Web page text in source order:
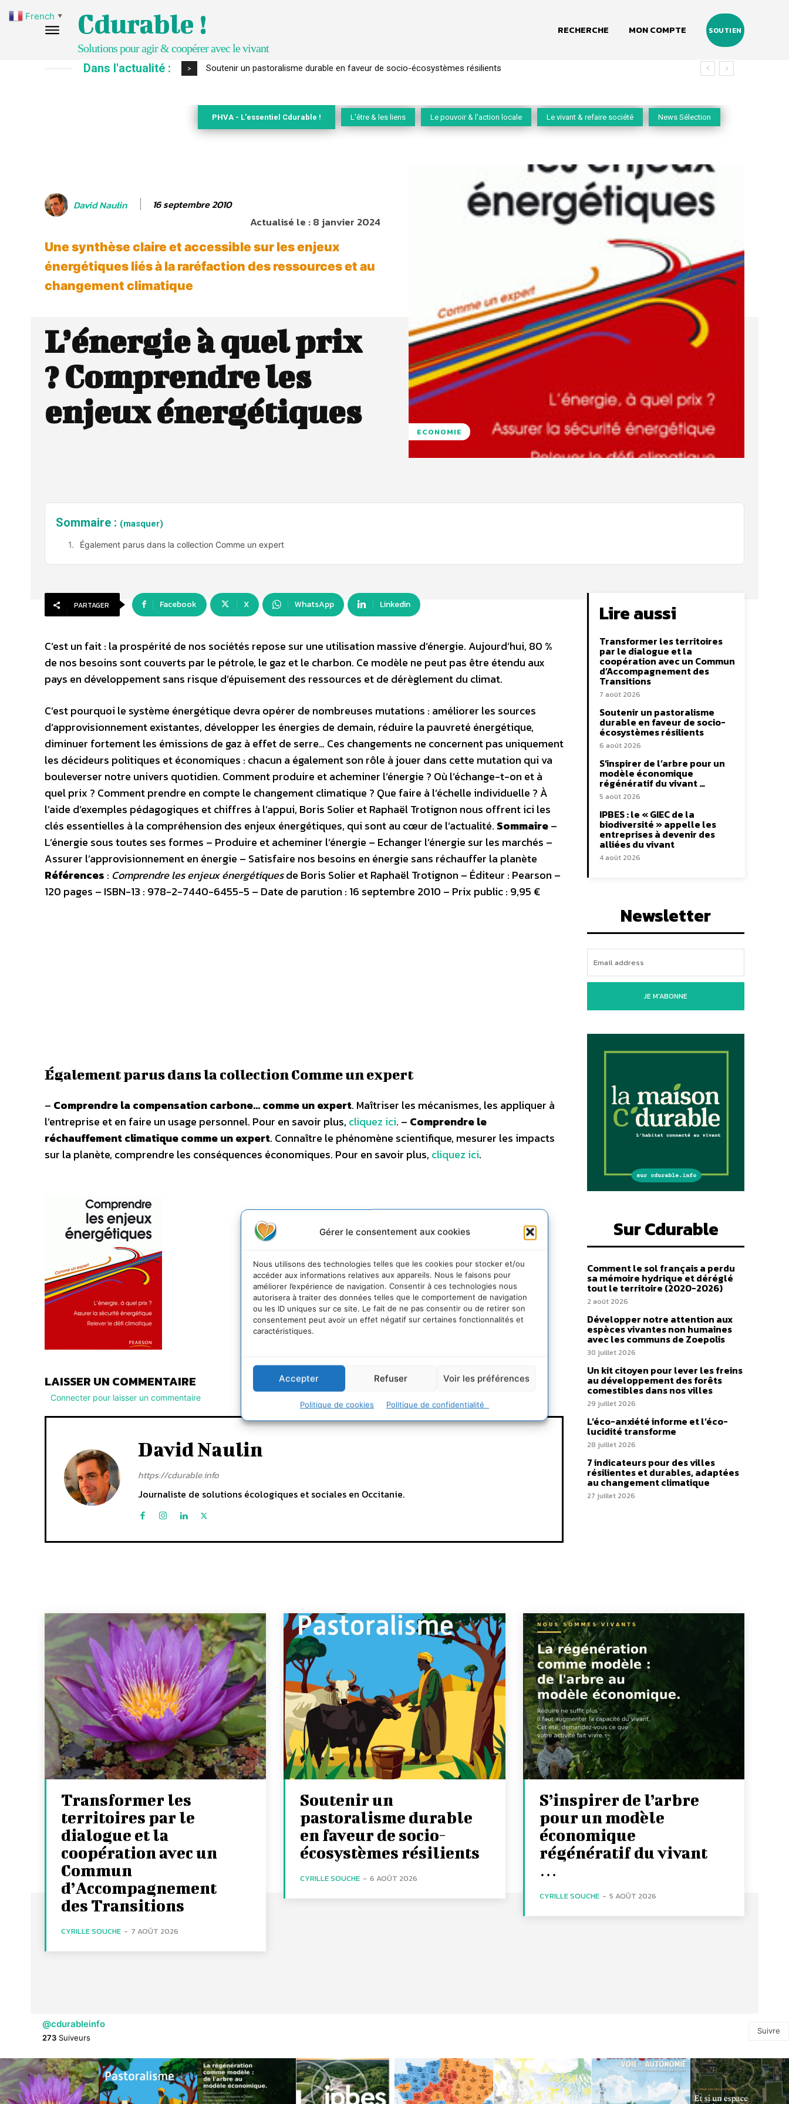
Gérer le consentement aux cookies
Nous utilisons des technologies telles que les cookies pour stocker et/ou
accéder aux informations relatives aux appareils. Nous le faisons pour
améliorer l’expérience de navigation. Consentir à ces technologies nous
autorisera à traiter des données telles que le comportement de navigation
ou les ID uniques sur ce site. Le fait de ne pas consentir ou de retirer son
consentement peut avoir un effet négatif sur certaines fonctionnalités et
caractéristiques.
Accepter Refuser Voir les préférences
Politique de cookies Politique de confidentialité
Cdurable !
Solutions pour agir & coopérer avec le vivant
RECHERCHE MON COMPTE SOUTIEN
Dans l'actualité : > S’inspirer de l’arbre pour un modèle économique régénératif du vivant …
PHVA - L'essentiel Cdurable ! L'être & les liens Le pouvoir & l'action locale Le vivant & refaire société News Sélection
David Naulin 16 septembre 2010
Actualisé le :8 janvier 2024
Une synthèse claire et accessible sur les enjeux
énergétiques liés à la raréfaction des ressources et au
changement climatique
L’énergie à quel prix
? Comprendre les
enjeux énergétiques
ECONOMIE
Sommaire : (masquer)
Également parus dans la collection Comme un expert
PARTAGER Facebook X WhatsApp Linkedin
C’est un fait : la prospérité de nos sociétés repose sur une utilisation massive d’énergie. Aujourd’hui, 80 %
de nos besoins sont couverts par le pétrole, le gaz et le charbon. Ce modèle ne peut pas être étendu aux
pays en développement sans risque d’épuisement des ressources et de dérèglement du climat.
C’est pourquoi le système énergétique devra opérer de nombreuses mutations : améliorer les sources
d’approvisionnement existantes, développer les énergies de demain, réduire la pauvreté énergétique,
diminuer fortement les émissions de gaz à effet de serre… Ces changements ne concernent pas uniquement
les décideurs politiques et économiques : chacun a également son rôle à jouer dans cette mutation qui va
bouleverser notre univers quotidien. Comment produire et acheminer l’énergie ? Où l’échange-t-on et à
quel prix ? Comment prendre en compte le changement climatique ? Que faire à l’échelle individuelle ? À
l’aide d’exemples pédagogiques et chiffres à l’appui, Boris Solier et Raphaël Trotignon nous offrent ici les
clés essentielles à la compréhension des enjeux énergétiques, qui sont au cœur de l’actualité. Sommaire–
L’énergie sous toutes ses formes – Produire et acheminer l’énergie – Echanger l’énergie sur les marchés –
Assurer l’approvisionnement en énergie – Satisfaire nos besoins en énergie sans réchauffer la planète
Références : Comprendre les enjeux énergétiquesde Boris Solier et Raphaël Trotignon – Éditeur : Pearson –
120 pages – ISBN-13 : 978-2-7440-6455-5 – Date de parution : 16 septembre 2010 – Prix public : 9,95 €
Également parus dans la collection Comme un expert
– Comprendre la compensation carbone… comme un expert. Maîtriser les mécanismes, les appliquer à
l’entreprise et en faire un usage personnel. Pour en savoir plus, cliquez ici. – Comprendre le
réchauffement climatique comme un expert. Connaître le phénomène scientifique, mesurer les impacts
sur la planète, comprendre les conséquences économiques. Pour en savoir plus, cliquez ici.
LAISSER UN COMMENTAIRE
Connecter pour laisser un commentaire
David Naulin
https://cdurable.info
Journaliste de solutions écologiques et sociales en Occitanie.
Lire aussi
Transformer les territoires
par le dialogue et la
coopération avec un Commun
d’Accompagnement des
Transitions
7 août 2026
Soutenir un pastoralisme
durable en faveur de socio-
écosystèmes résilients
6 août 2026
S’inspirer de l’arbre pour un
modèle économique
régénératif du vivant …
5 août 2026
IPBES : le « GIEC de la
biodiversité » appelle les
entreprises à devenir des
alliées du vivant
4 août 2026
Newsletter
JE M'ABONNE
Sur Cdurable
Comment le sol français a perdu
sa mémoire hydrique et déréglé
tout le territoire (2020-2026)
2 août 2026
Développer notre attention aux
espèces vivantes non humaines
avec les communs de Zoepolis
30 juillet 2026
Un kit citoyen pour lever les freins
au développement des forêts
comestibles dans nos villes
29 juillet 2026
L’éco-anxiété informe et l’éco-
lucidité transforme
28 juillet 2026
7 indicateurs pour des villes
résilientes et durables, adaptées
au changement climatique
27 juillet 2026
Transformer les
territoires par le
dialogue et la
coopération avec un
Commun
d’Accompagnement
des Transitions
CYRILLE SOUCHE - 7 AOÛT 2026
Soutenir un
pastoralisme durable
en faveur de socio-
écosystèmes résilients
CYRILLE SOUCHE - 6 AOÛT 2026
S’inspirer de l’arbre
pour un modèle
économique
régénératif du vivant
…
CYRILLE SOUCHE - 5 AOÛT 2026
@cdurableinfo
273 Suiveurs
Suivre
French ▼